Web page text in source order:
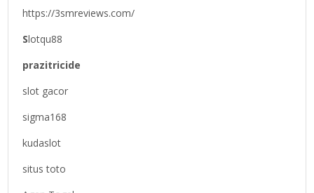
https://3smreviews.com/
Slotqu88
prazitricide
slot gacor
sigma168
kudaslot
situs toto